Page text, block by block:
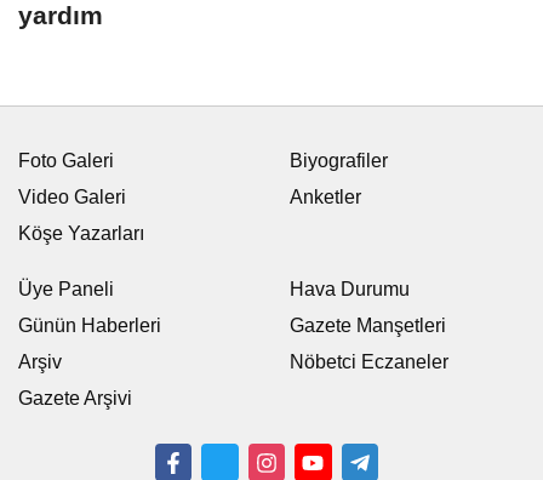
yardım
Foto Galeri
Video Galeri
Köşe Yazarları
Biyografiler
Anketler
Üye Paneli
Günün Haberleri
Arşiv
Gazete Arşivi
Hava Durumu
Gazete Manşetleri
Nöbetci Eczaneler